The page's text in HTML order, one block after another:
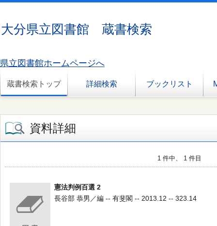
大分県立図書館 蔵書検索
県立図書館ホームページへ
蔵書検索トップ 詳細検索 ブックリスト
資料詳細
1 件中、 1 件目
憲法判例百選 2
長谷部 恭男／編 -- 有斐閣 -- 2013.12 -- 323.14